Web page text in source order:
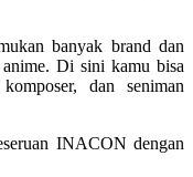
banyak brand dan
Di sini kamu bisa
dan seniman
INACON dengan